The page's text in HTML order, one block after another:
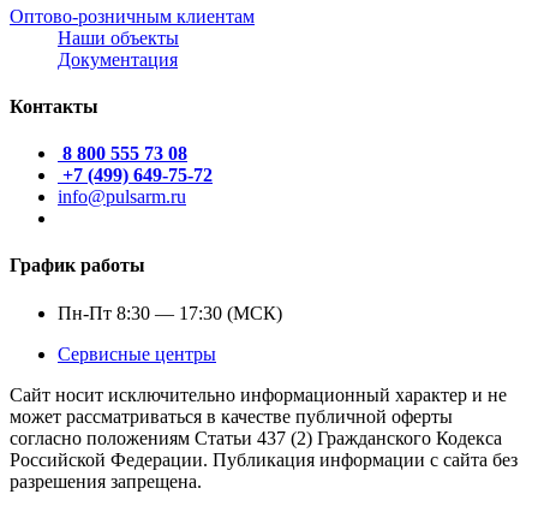
Оптово-розничным клиентам
Наши объекты
Документация
Контакты
8 800 555 73 08
+7 (499) 649-75-72
info@pulsarm.ru
График работы
Пн-Пт 8:30 — 17:30 (МСК)
Сервисные центры
Сайт носит исключительно информационный характер и не
может рассматриваться в качестве публичной оферты
согласно положениям Статьи 437 (2) Гражданского Кодекса
Российской Федерации. Публикация информации с сайта без
разрешения запрещена.